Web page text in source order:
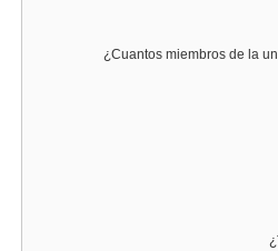
¿Cuantos miembros de la